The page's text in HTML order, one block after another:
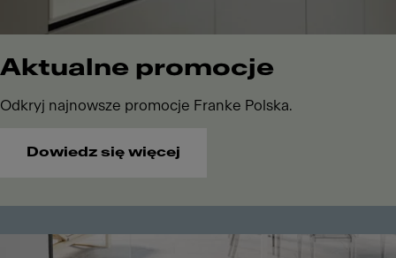
Aktualne promocje
Odkryj najnowsze promocje Franke Polska.
Dowiedz się więcej